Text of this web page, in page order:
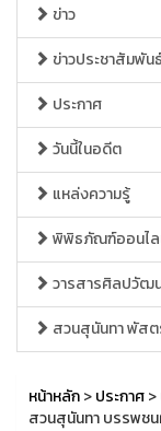
ข่าว
ข่าวประชาสัมพัน
ประกาศ
วันนี้ในอดีต
แหล่งความรู้
พิพิธภัณฑ์ออนไ
วารสารศิลปวัฒ
สวนสุนันทา พัส
หน้าหลัก>ประกาศ>
สวนสุนันทา บรรพช